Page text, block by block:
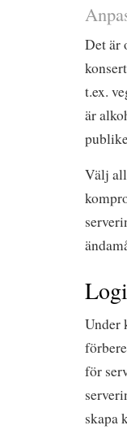
Det är
t.ex.
är
Välj
Under
för
skapa